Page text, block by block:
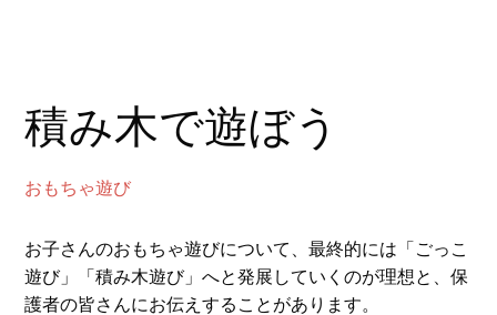
積み木で遊ぼう
おもちゃ遊び
お子さんのおもちゃ遊びについて、最終的には「ごっこ
遊び」「積み木遊び」へと発展していくのが理想と、保
護者の皆さんにお伝えすることがあります。